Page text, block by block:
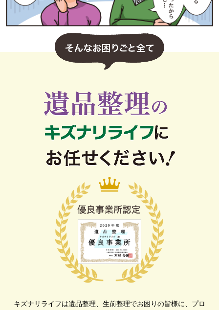
キズナリライフは遺品整理、生前整理でお困りの皆様に、プロ